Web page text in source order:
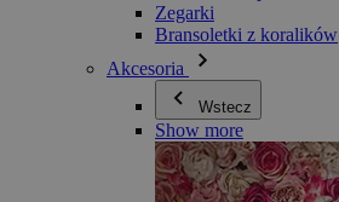
Zegarki
Bransoletki z koralików
Akcesoria
Wstecz
Show more